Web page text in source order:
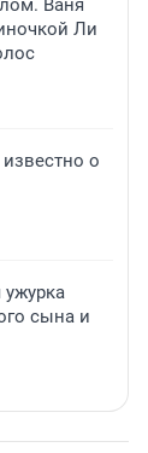
Ваня
Ли
о
ужурка
сына и